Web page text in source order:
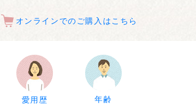
オンラインでのご購入はこちら
愛用歴 年齢